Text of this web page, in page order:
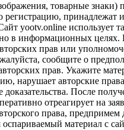
товарные знаки)
регистрацию, принадлежат
yootv.online использует
в информационных целях.
прав или
сообщите о
прав. Укажите
нарушает авторские
доказательства. После
отреагирует на
права, предпримем
материал с